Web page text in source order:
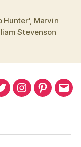
Hunter', Marvin
Stevenson
MuratMuratPinterest